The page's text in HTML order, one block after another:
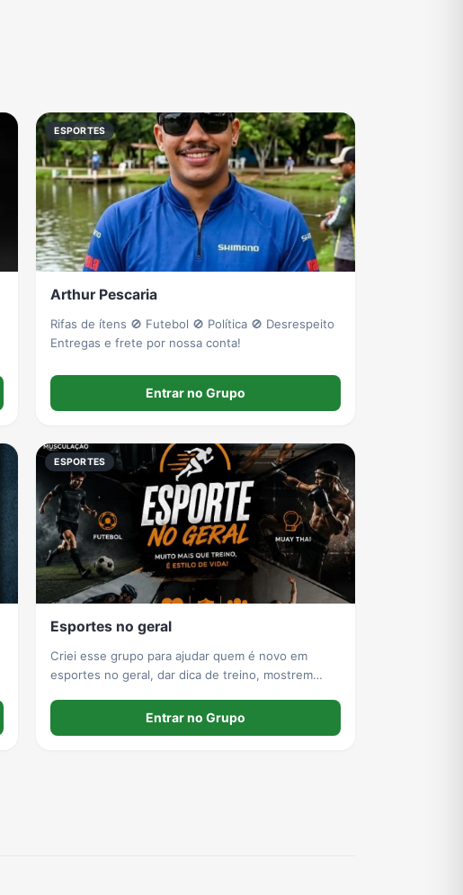
ESPORTES
Arthur Pescaria
Rifas de ítens 🚫 Futebol 🚫 Política 🚫 Desrespeito
Entregas e frete por nossa conta!
Entrar no Grupo
ESPORTES
Esportes no geral
Criei esse grupo para ajudar quem é novo em
esportes no geral, dar dica de treino, mostrem
Entrar no Grupo